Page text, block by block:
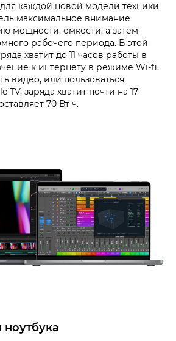
каждой новой модели техники
максимальное внимание
мощности, емкости, а затем
рабочего периода. В этой
хватит до 11 часов работы в
к интернету в режиме Wi-fi.
видео, или пользоваться
заряда хватит почти на 17
70 Вт ч.